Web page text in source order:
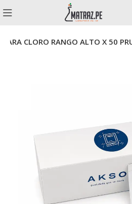
PARA CLORO RANGO ALTO X 50